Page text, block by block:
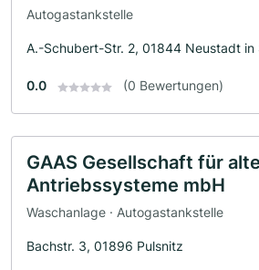
Autogastankstelle
A.-Schubert-Str. 2, 01844 Neustadt in
0.0 (0 Bewertungen)
GAAS Gesellschaft für
Antriebssysteme mbH
Waschanlage · Autogastankstelle
Bachstr. 3, 01896 Pulsnitz